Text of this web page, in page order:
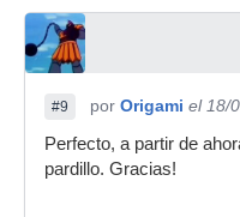
#9 por Origami el 18/
Perfecto, a partir de
pardillo. Gracias!